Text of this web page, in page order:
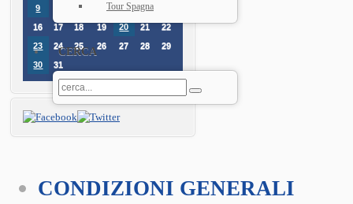
Tour Spagna
CERCA
9
11 12 13 14
16
17 18 19 20 21
22
23
24 25 26 27 28
29
30
31
CONDIZIONI GENERALI